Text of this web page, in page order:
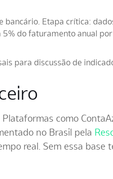
bancário. Etapa crítica:
do faturamento anual
para discussão de
como
no Brasil pela
real. Sem essa base